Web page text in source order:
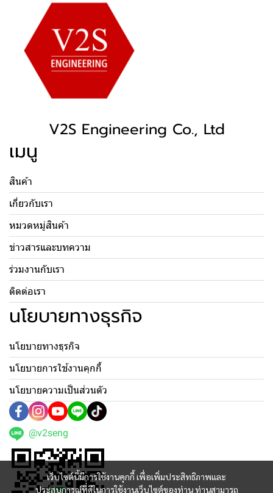
เว็บไซต์นี้มีการใช้งานคุกกี้ เพื่อเพิ่มประสิทธิภาพและ
ประสบการณ์ที่ดีในการใช้งานเว็บไซต์ของท่าน ท่านสามารถ
V2S Engineering Co., Ltd
เมนู
สินค้า
เกี่ยวกับเรา
หมวดหมู่สินค้า
ข่าวสารและบทความ
ร่วมงานกับเรา
ติดต่อเรา
นโยบายทางธุรกิจ
นโยบายทางธุรกิจ
นโยบายการใช้งานคุกกี้
นโยบายความเป็นส่วนตัว
@v2seng